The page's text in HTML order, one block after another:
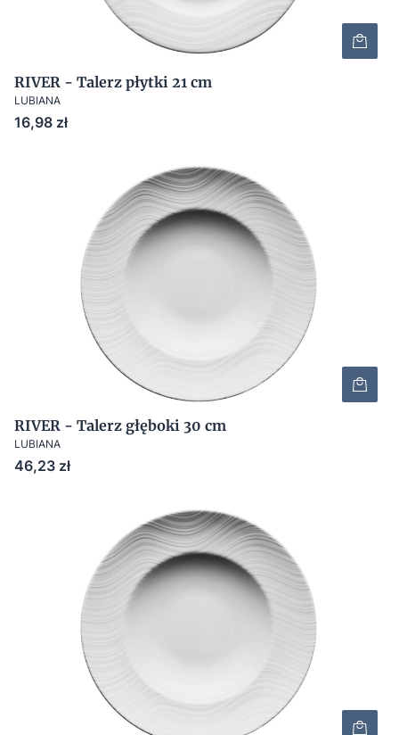
RIVER - Talerz płytki 21 cm
LUBIANA
Cena
16,98 zł
RIVER - Talerz głęboki 30 cm
LUBIANA
Cena
46,23 zł